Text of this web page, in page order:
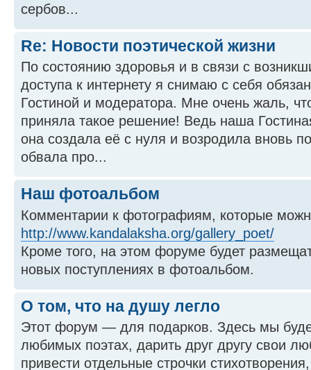
сербов...
Re: Новости поэтической жизни
По состоянию здоровья и в связи с
доступа к интернету я снимаю с себя
Гостиной и модератора. Мне очень жаль,
приняла такое решение! Ведь наша
она создала её с нуля и возродила вновь
обвала про...
Наш фотоальбом
Комментарии к фотографиям, которые
http://www.kandalaksha.org/gallery_poet/
Кроме того, на этом форуме будет
новых поступлениях в фотоальбом.
О том, что на душу легло
Этот форум — для подарков. Здесь мы
любимых поэтах, дарить друг другу свои
привести отдельные строчки